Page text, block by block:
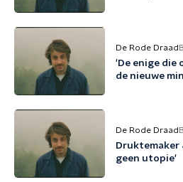
De Rode Draad
'De enige die
de nieuwe
De Rode Draad
Druktemaker
geen utopie'